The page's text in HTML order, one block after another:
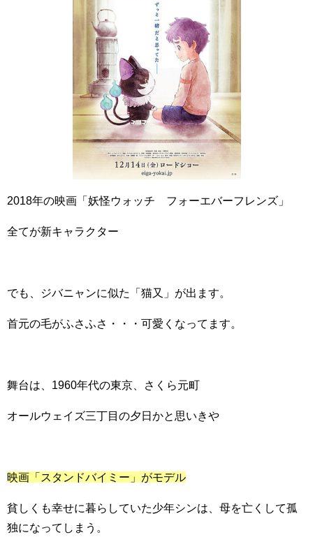
2018年の映画「妖怪ウォッチ フォーエバーフレンズ」
全てが新キャラクター
でも、ジバニャンに似た「猫又」が出ます。
首元の毛がふさふさ・・・可愛くなってます。
舞台は、1960年代の東京、さくら元町
オールウェイズ三丁目の夕日かと思いきや
映画「スタンドバイミー」がモデル
貧しくも幸せに暮らしていた少年シンは、母を亡くして孤
独になってしまう。